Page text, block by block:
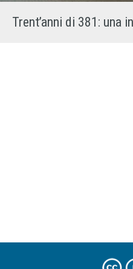
Trent’anni di 381: una